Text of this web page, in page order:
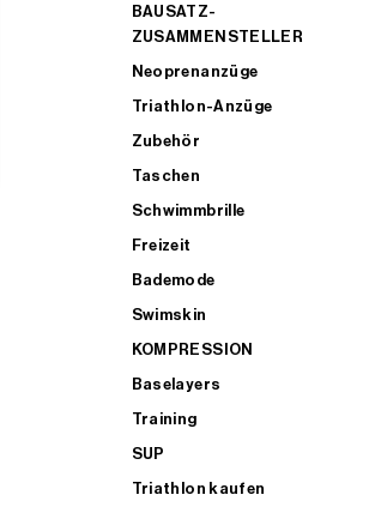
BAUSATZ-
ZUSAMMENSTELLER
Neoprenanzüge
Triathlon-Anzüge
Zubehör
Taschen
Schwimmbrille
Freizeit
Bademode
Swimskin
KOMPRESSION
Baselayers
Training
SUP
Triathlon kaufen